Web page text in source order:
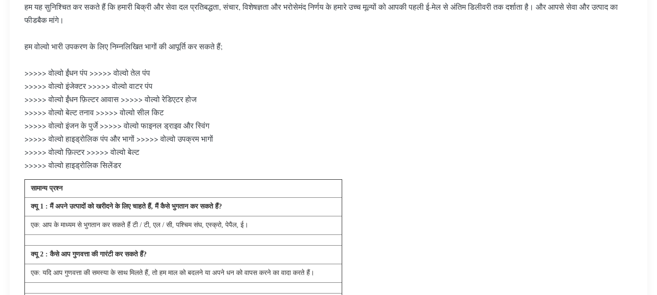
हम यह सुनिश्चित कर सकते हैं कि हमारी बिक्री और सेवा दल प्रतिबद्धता, संचार, विशेषज्ञता और भरोसेमंद निर्णय के हमारे उच्च मूल्यों को आपकी पहली ई-मेल से अंतिम डिलीवरी तक दर्शाता है। और आपसे सेवा और उत्पाद का
फीडबैक मांगे।
हम वोल्वो भारी उपकरण के लिए निम्नलिखित भागों की आपूर्ति कर सकते हैं;
>>>>> वोल्वो ईंधन पंप >>>>> वोल्वो तेल पंप
>>>>> वोल्वो इंजेक्टर >>>>> वोल्वो वाटर पंप
>>>>> वोल्वो ईंधन फ़िल्टर आवास >>>>> वोल्वो रेडिएटर होज
>>>>> वोल्वो बेल्ट तनाव >>>>> वोल्वो सील किट
>>>>> वोल्वो इंजन के पुर्जे >>>>> वोल्वो फाइनल ड्राइव और स्विंग
>>>>> वोल्वो हाइड्रोलिक पंप और भागों >>>>> वोल्वो उपक्रम भागों
>>>>> वोल्वो फ़िल्टर >>>>> वोल्वो बेल्ट
>>>>> वोल्वो हाइड्रोलिक सिलेंडर
सामान्य प्रश्न
क्यू 1 : मैं अपने उत्पादों को खरीदने के लिए चाहते हैं, मैं कैसे भुगतान कर सकते हैं?
एक: आप के माध्यम से भुगतान कर सकते हैं टी / टी, एल / सी, पश्चिम संघ, एस्क्रो, पेपैल, ई।
क्यू 2 : कैसे आप गुणवत्ता की गारंटी कर सकते हैं?
एक: यदि आप गुणवत्ता की समस्या के साथ मिलते हैं, तो हम माल को बदलने या अपने धन को वापस करने का वादा करते हैं।